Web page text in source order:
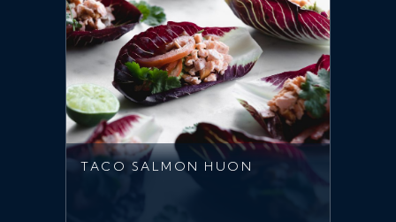
TACO SALMON HUON